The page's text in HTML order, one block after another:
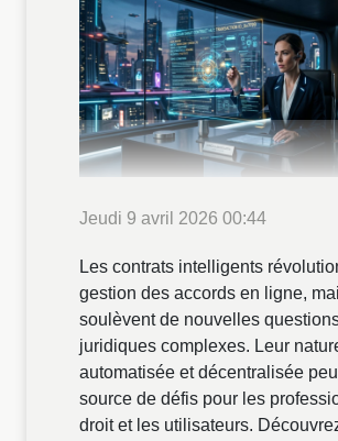
Jeudi 9 avril 2026 00:44
Les contrats intelligents
gestion des accords en ligne,
soulèvent de nouvelles
juridiques complexes. Leur
automatisée et décentralisée
source de défis pour les
droit et les utilisateurs.